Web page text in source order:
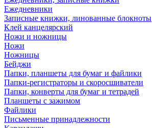
Ежедневники
Записные книжки, линованные блокноты
Клей канцелярский
Ножи и ножницы
Ножи
Ножницы
Бейджи
Папки, планшеты для бумаг и файлики
Папки-регистраторы и скоросшиватели
Папки, конверты для бумаг и тетрадей
Планшеты с зажимом
Файлики
Письменные принадлежности